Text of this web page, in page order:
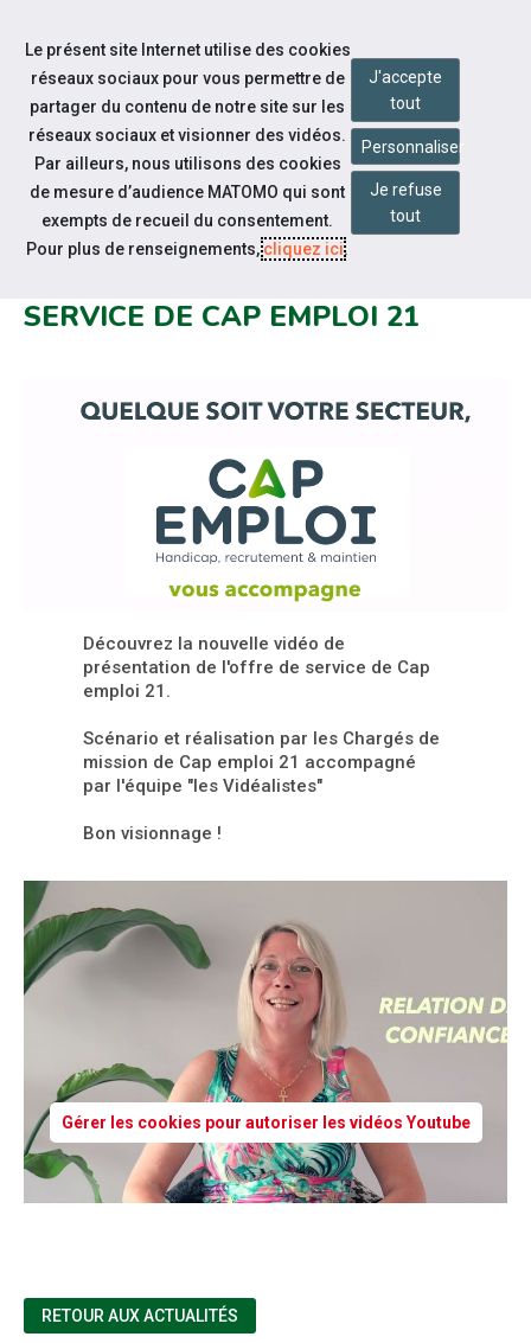
Aller au contenu
Nos actualités
NOUVELLE VIDÉO DE
SERVICE DE CAP EMPLOI 21
Découvrez la nouvelle vidéo de
présentation de l'offre de service de Cap
emploi 21.
Scénario et réalisation par les Chargés de
mission de Cap emploi 21 accompagné
par l'équipe "les Vidéalistes"
Bon visionnage !
Gérer les cookies pour autoriser les vidéos Youtube
RETOUR AUX ACTUALITÉS
Le présent site Internet utilise des cookies
réseaux sociaux pour vous permettre de
partager du contenu de notre site sur les
réseaux sociaux et visionner des vidéos.
Par ailleurs, nous utilisons des cookies
de mesure d’audience MATOMO qui sont
exempts de recueil du consentement.
Pour plus de renseignements,cliquez ici.
J'accepte
tout
Personnaliser
Je refuse
tout